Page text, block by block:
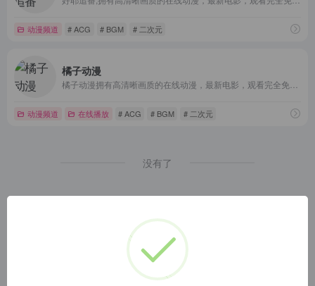
动漫频道 # ACG # BGM # 二次元
橘子动漫
动漫频道 在线播放 # ACG # BGM # 二次元
没有了